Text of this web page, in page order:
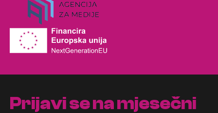
Prijavi se na mjesečni